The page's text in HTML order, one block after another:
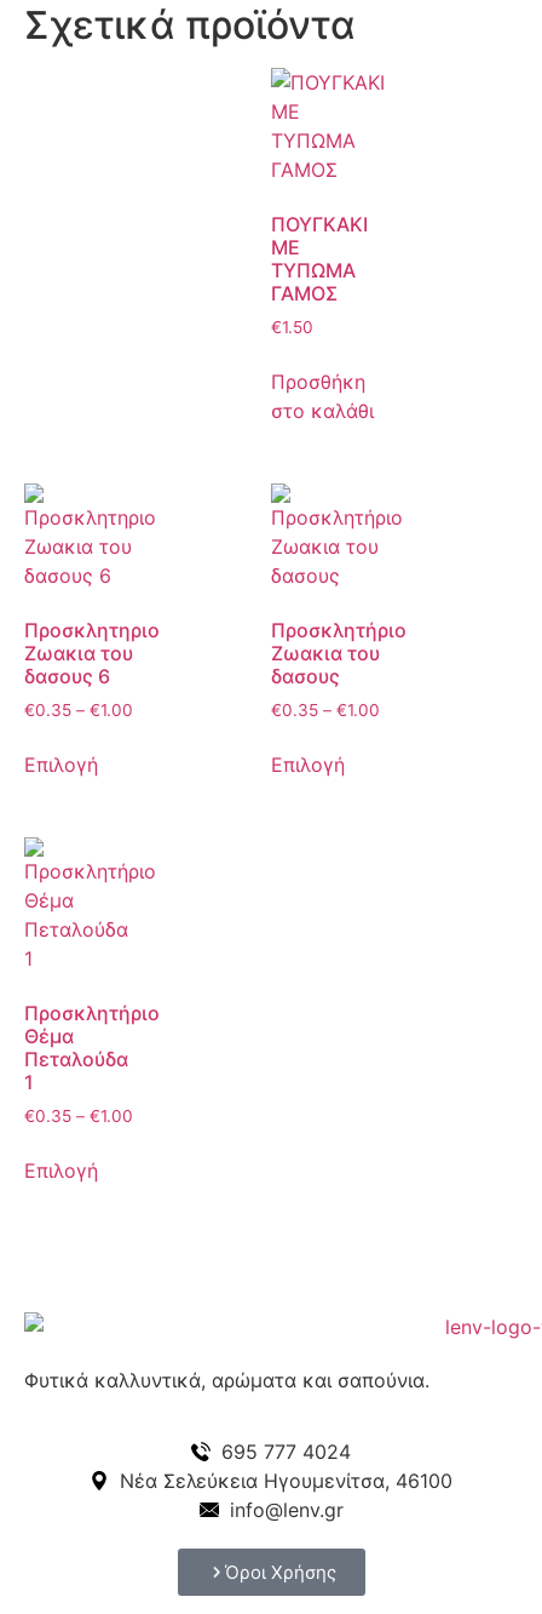
Σχετικά προϊόντα
ΠΟΥΓΚΑΚΙ
ΜΕ
ΤΥΠΩΜΑ
ΓΑΜΟΣ
€1.50
Προσθήκη
στο καλάθι
Προσκλητηριο
Ζωακια του
δασους 6
€0.35 – €1.00
Επιλογή
Προσκλητήριο
Ζωακια του
δασους
€0.35 – €1.00
Επιλογή
Προσκλητήριο
Θέμα
Πεταλούδα
1
€0.35 – €1.00
Επιλογή
Φυτικά καλλυντικά, αρώματα και σαπούνια.
695 777 4024
Νέα Σελεύκεια Ηγουμενίτσα, 46100
info@lenv.gr
Όροι Χρήσης